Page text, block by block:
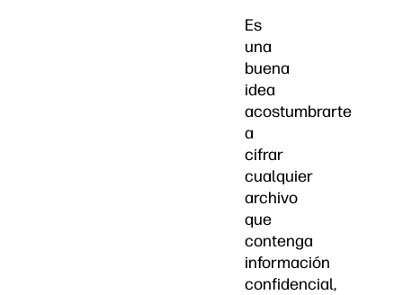
Es
una
buena
idea
acostumbrarte
a
cifrar
cualquier
archivo
que
contenga
información
confidencial,